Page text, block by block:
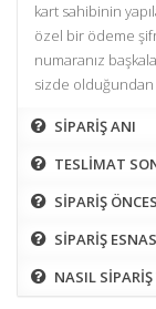
kart sahibinin
özel bir ödeme
numaranız
sizde olduğundan
SİPARİŞ ANI
TESLİMAT
SİPARİŞ
SİPARİŞ
NASIL